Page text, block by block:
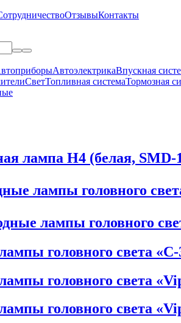
ОтзывыКонтакты
АвтоэлектрикаВпускная
СветТопливная системаТормозная
лампа H4 (белая, SMD-
лампы головного
лампы головного
головного света
головного света
головного света